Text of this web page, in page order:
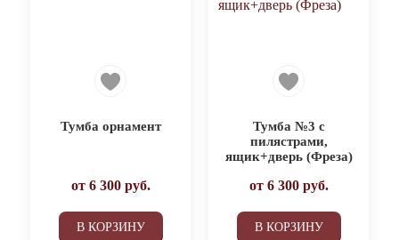
Тумба орнамент
от 6 300руб.
В КОРЗИНУ
Тумба №3 с
пилястрами,
ящик+дверь (Фреза)
от 6 300руб.
В КОРЗИНУ